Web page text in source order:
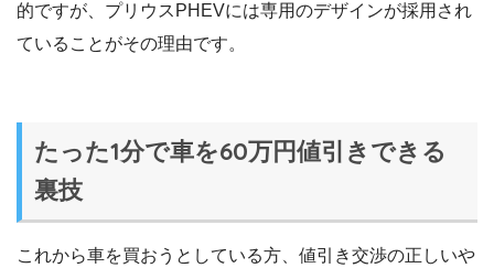
的ですが、プリウスPHEVには専用のデザインが採用され
ていることがその理由です。
たった1分で車を60万円値引きできる
裏技
これから車を買おうとしている方、値引き交渉の正しいや